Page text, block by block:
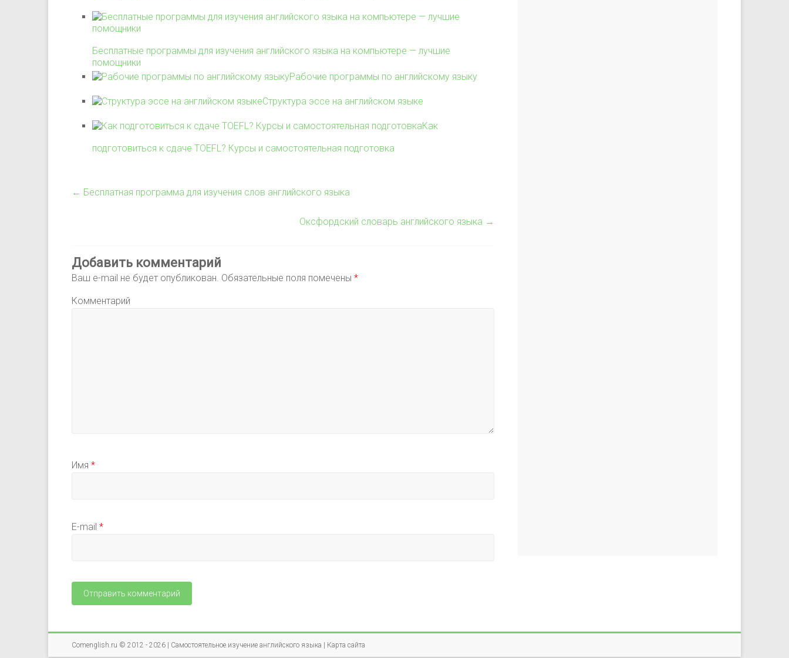
Бесплатные программы для изучения английского языка на компьютере — лучшие
помощники
Рабочие программы по английскому языку
Структура эссе на английском языке
Как
подготовиться к сдаче TOEFL? Курсы и самостоятельная подготовка
← Бесплатная программа для изучения слов английского языка
Оксфордский словарь английского языка →
Добавить комментарий
Ваш e-mail не будет опубликован. Обязательные поля помечены *
Комментарий
Имя *
E-mail *
Comenglish.ru © 2012 - 2026 | Самостоятельное изучение английского языка Карта сайта